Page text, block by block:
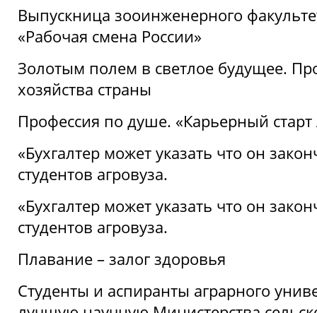
Выпускница зооинженерного
«Рабочая смена России»
Золотым полем в светлое будущее.
хозяйства страны
Профессия по душе. «Карьерный
«Бухгалтер может указать что он
студентов агровуза.
«Бухгалтер может указать что он
студентов агровуза.
Плавание – залог здоровья
Студенты и аспиранты аграрного